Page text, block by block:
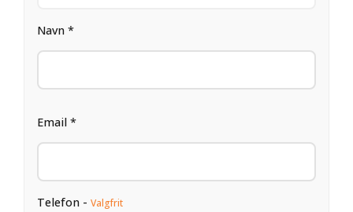
Navn *
Email *
Telefon - Valgfrit